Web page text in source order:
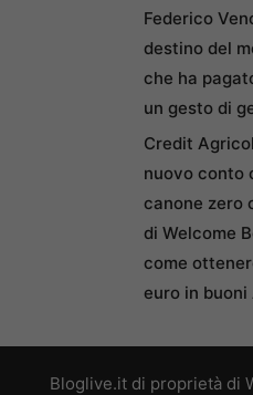
Federico
destino del
che ha
un gesto di
Credit
nuovo conto
canone zero
di Welcome
come
euro in buoni
Bloglive.it di proprietà di